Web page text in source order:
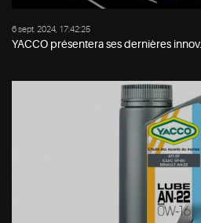
6 sept. 2024, 17:42:25
YACCO présentera ses dernières innov...